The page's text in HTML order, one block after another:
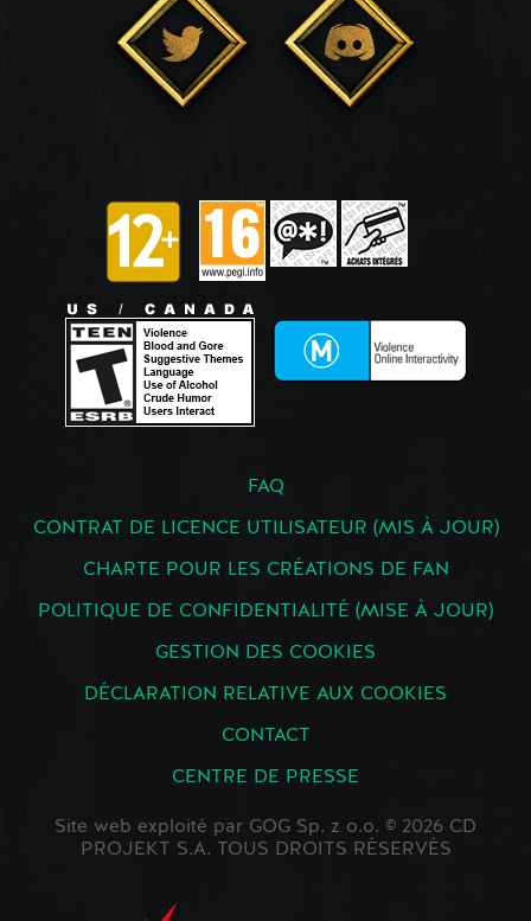
FAQ
CONTRAT DE LICENCE UTILISATEUR (MIS À JOUR)
CHARTE POUR LES CRÉATIONS DE FAN
POLITIQUE DE CONFIDENTIALITÉ (MISE À JOUR)
GESTION DES COOKIES
DÉCLARATION RELATIVE AUX COOKIES
CONTACT
CENTRE DE PRESSE
Site web exploité par GOG Sp. z o.o. © 2026 CD
PROJEKT S.A. TOUS DROITS RÉSERVÉS